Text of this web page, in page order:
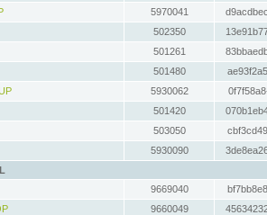
5970041
502350
501261
501480
5930062
501420
503050
5930090
9669040
9660049